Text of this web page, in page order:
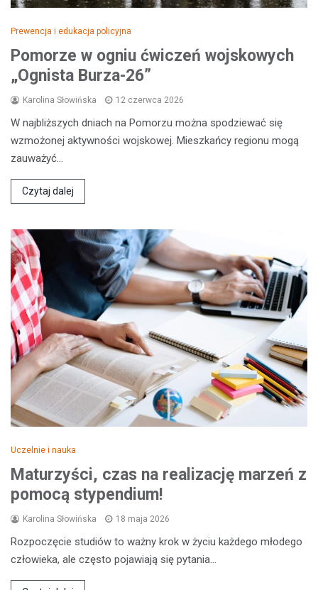
Prewencja i edukacja policyjna
Pomorze w ogniu ćwiczeń wojskowych
„Ognista Burza-26”
Karolina Słowińska 12 czerwca 2026
W najbliższych dniach na Pomorzu można spodziewać się
wzmożonej aktywności wojskowej. Mieszkańcy regionu mogą
zauważyć…
Czytaj dalej
Uczelnie i nauka
Maturzyści, czas na realizację marzeń z
pomocą stypendium!
Karolina Słowińska 18 maja 2026
Rozpoczęcie studiów to ważny krok w życiu każdego młodego
człowieka, ale często pojawiają się pytania…